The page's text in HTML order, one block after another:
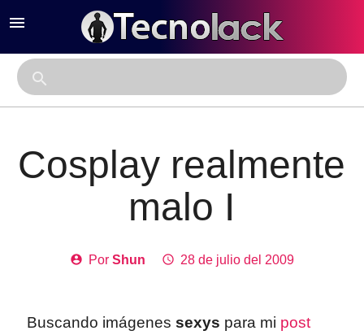
menu
search
Cosplay realmente
malo I
account_circle Por Shun access_time 28 de julio del 2009
Buscando imágenes sexys para mi post